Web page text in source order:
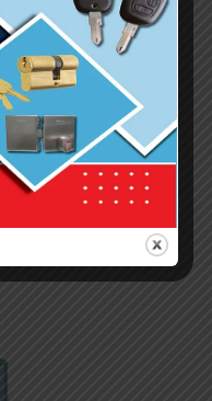
Υγρής